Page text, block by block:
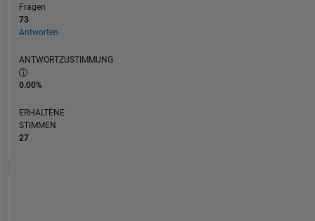
Fragen
73
Antworten
ANTWORTZUSTIMMUNG
0.00%
ERHALTENE
STIMMEN
27